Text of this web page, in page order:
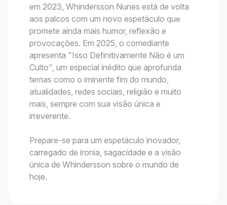
em 2023, Whindersson Nunes está de volta
aos palcos com um novo espetáculo que
promete ainda mais humor, reflexão e
provocações. Em 2025, o comediante
apresenta "Isso Definitivamente Não é um
Culto", um especial inédito que aprofunda
temas como o iminente fim do mundo,
atualidades, redes sociais, religião e muito
mais, sempre com sua visão única e
irreverente.
Prepare-se para um espetáculo inovador,
carregado de ironia, sagacidade e a visão
única de Whindersson sobre o mundo de
hoje.